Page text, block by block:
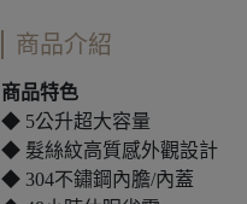
商品介紹
商品特色
◆ 5公升超大容量
◆ 髮絲紋高質感外觀設計
◆ 304不鏽鋼內膽/內蓋